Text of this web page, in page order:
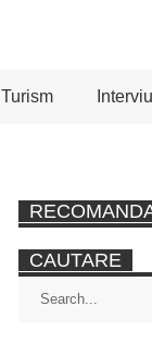
Turism
CAUTARE